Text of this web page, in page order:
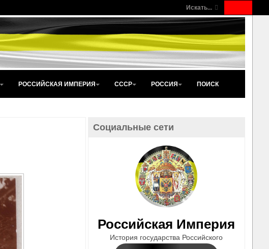
Искать...
РОССИЙСКАЯ ИМПЕРИЯ СССР РОССИЯ ПОИСК
Социальные сети
Российская Империя
История государства Российского